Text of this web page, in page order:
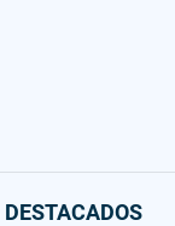
DESTACADOS